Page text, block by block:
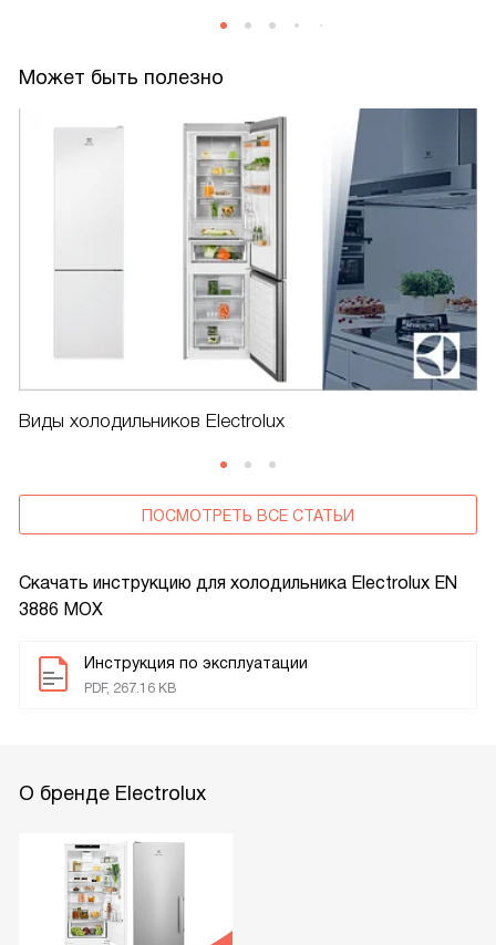
Скачать инструкцию для холодильника Electrolux EN
3886 MOX
Инструкция по эксплуатации
PDF, 267.16 KB
Может быть полезно
Виды холодильников Electrolux
ПОСМОТРЕТЬ ВСЕ СТАТЬИ
О бренде Electrolux